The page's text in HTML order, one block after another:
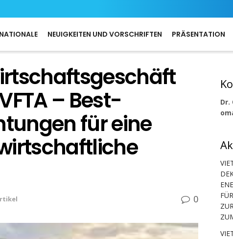
NEUIGKEITEN UND VORSCHRIFTEN PRÄSENTATION
– Best-
für eine
0
Dr.